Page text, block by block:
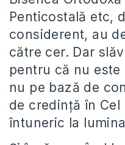
Penticostală etc,
considerent, au
către cer. Dar
pentru că nu este
nu pe bază de
de credinţă în
întuneric la